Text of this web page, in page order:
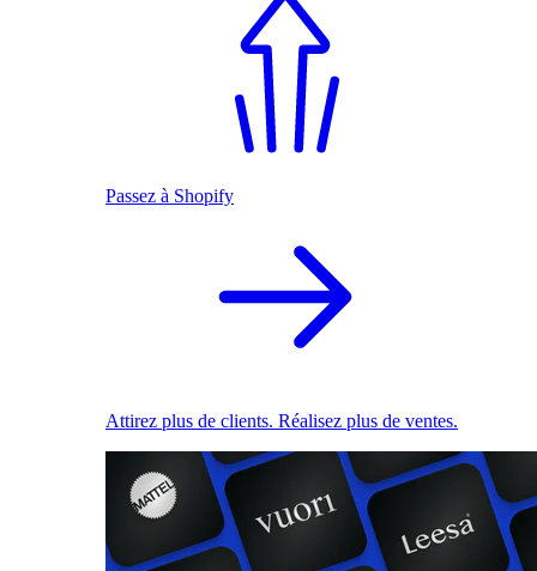
Passez à Shopify
Attirez plus de clients. Réalisez plus de ventes.